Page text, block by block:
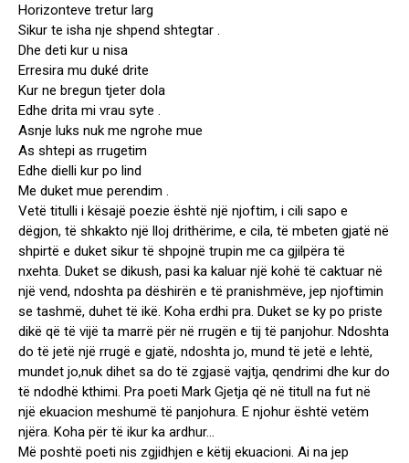
Horizonteve tretur larg
Sikur te isha nje shpend shtegtar .
Dhe deti kur u nisa
Erresira mu duké drite
Kur ne bregun tjeter dola
Edhe drita mi vrau syte .
Asnje luks nuk me ngrohe mue
As shtepi as rrugetim
Edhe dielli kur po lind
Me duket mue perendim .
Vetë titulli i kësajë poezie është një njoftim, i cili sapo e
dëgjon, të shkakto një lloj drithërime, e cila, të mbeten gjatë në
shpirtë e duket sikur të shpojnë trupin me ca gjilpëra të
nxehta. Duket se dikush, pasi ka kaluar një kohë të caktuar në
një vend, ndoshta pa dëshirën e të pranishmëve, jep njoftimin
se tashmë, duhet të ikë. Koha erdhi pra. Duket se ky po priste
dikë që të vijë ta marrë për në rrugën e tij të panjohur. Ndoshta
do të jetë një rrugë e gjatë, ndoshta jo, mund të jetë e lehtë,
mundet jo,nuk dihet sa do të zgjasë vajtja, qendrimi dhe kur do
të ndodhë kthimi. Pra poeti Mark Gjetja që në titull na fut në
një ekuacion meshumë të panjohura. E njohur është vetëm
njëra. Koha për të ikur ka ardhur…
Më poshtë poeti nis zgjidhjen e këtij ekuacioni. Ai na jep